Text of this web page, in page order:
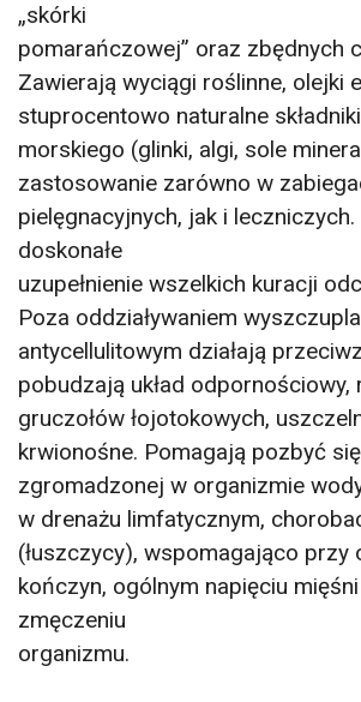
„skórki
pomarańczowej” oraz zbędnych
Zawierają wyciągi roślinne, olejki
stuprocentowo naturalne
morskiego (glinki, algi, sole
zastosowanie zarówno w
pielęgnacyjnych, jak i
doskonałe
uzupełnienie wszelkich kuracji
Poza oddziaływaniem
antycellulitowym działają
pobudzają układ odpornościowy,
gruczołów łojotokowych,
krwionośne. Pomagają pozbyć
zgromadzonej w organizmie
w drenażu limfatycznym,
(łuszczycy), wspomagająco przy
kończyn, ogólnym napięciu
zmęczeniu
organizmu.